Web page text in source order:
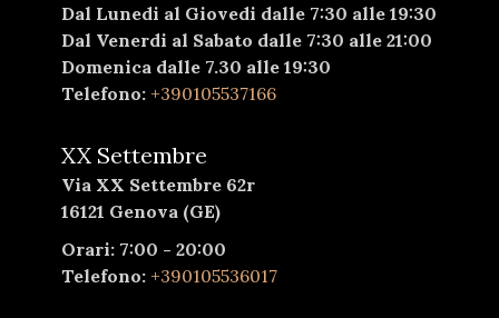
Dal Lunedi al Giovedi dalle 7:30 alle 19:30
Dal Venerdi al Sabato dalle 7:30 alle 21:00
Domenica dalle 7.30 alle 19:30
Telefono: +390105537166
XX Settembre
Via XX Settembre 62r
16121 Genova (GE)
Orari: 7:00 - 20:00
Telefono: +390105536017